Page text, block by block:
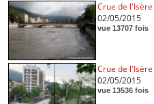
Crue de
02/05/2015
vue 13707 fois
Crue de
02/05/2015
vue 13536 fois